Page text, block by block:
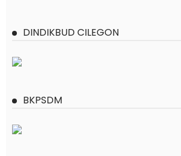
DINDIKBUD CILEGON
BKPSDM